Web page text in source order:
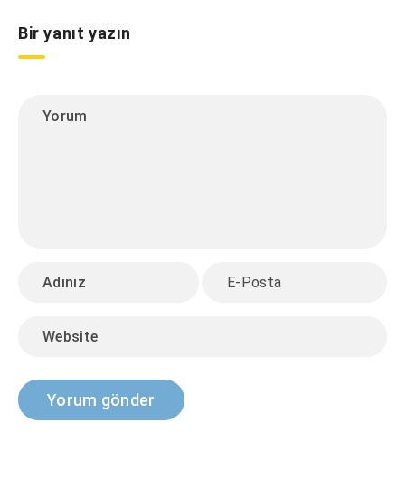
Bir yanıt yazın